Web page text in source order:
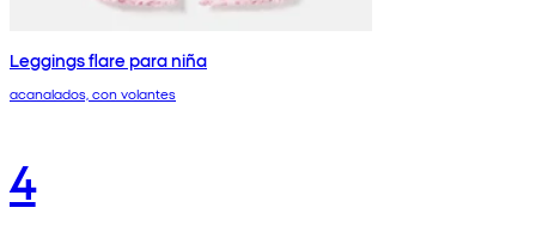
Leggings flare para niña
acanalados, con volantes
4